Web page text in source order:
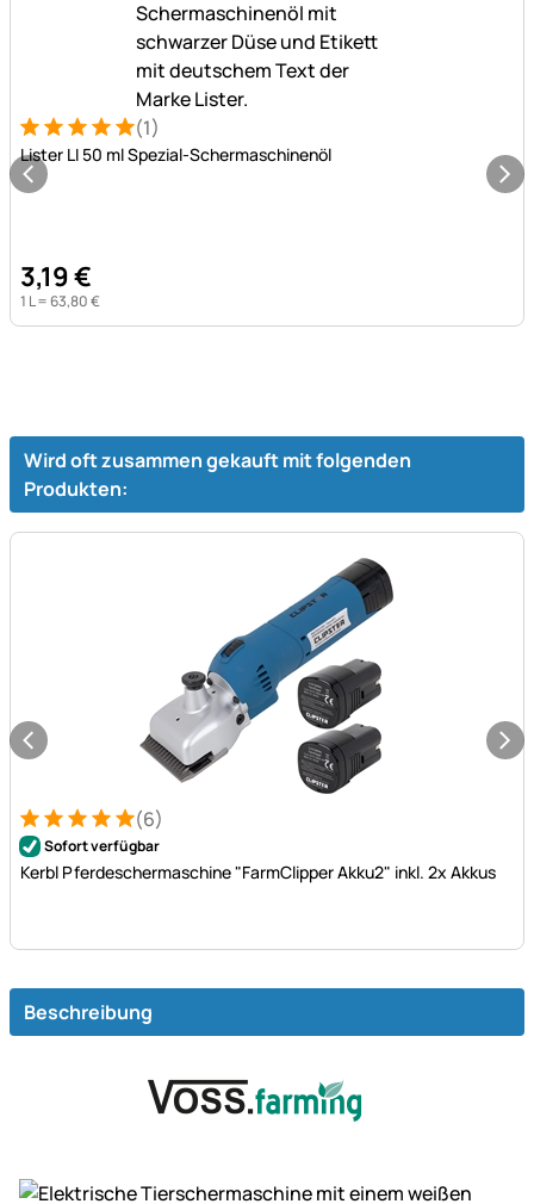
Bewertung: 5 von 5 (1 Bewertungen)
1 Bewertung (1)
Lister LI 50 ml Spezial-Schermaschinenöl
3,19€
1 L = 63,80€
Wird oft zusammen gekauft mit folgenden
Produkten:
Bewertung: 5 von 5 (6 Bewertungen)
6 Bewertungen
(6)
Sofort verfügbar
Kerbl Pferdeschermaschine "FarmClipper Akku2" inkl. 2x Akkus
Beschreibung